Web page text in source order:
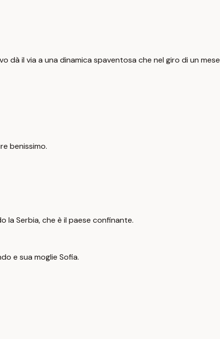
dà il via a una dinamica spaventosa che nel giro di un mese
benissimo.
Serbia, che è il paese confinante.
e sua moglie Sofia.